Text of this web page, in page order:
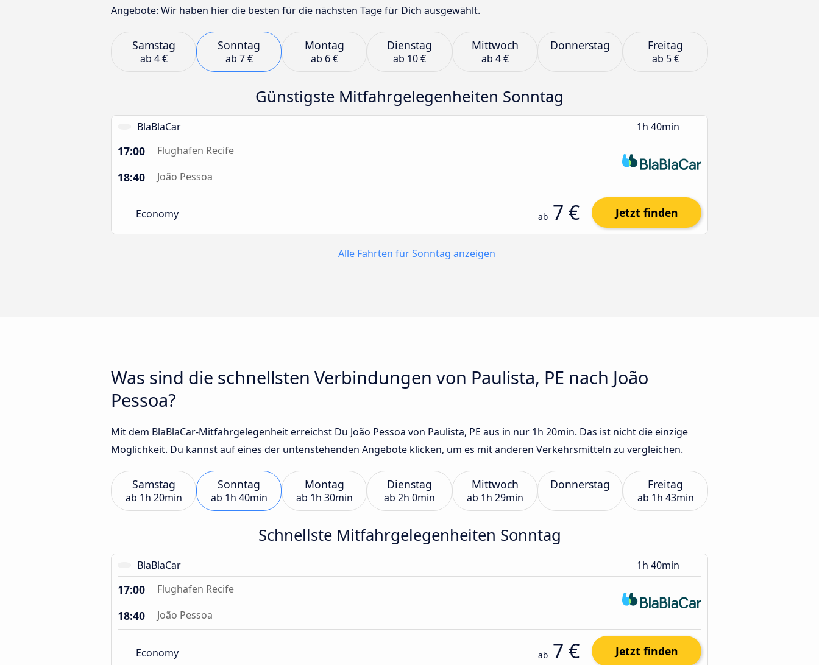
Angebote: Wir haben hier die besten für die nächsten Tage für Dich ausgewählt.
Samstag
ab 4 €
Sonntag
ab 7 €
Montag
ab 6 €
Dienstag
ab 10 €
Mittwoch
ab 4 €
Donnerstag Freitag
ab 5 €
Günstigste Mitfahrgelegenheiten Sonntag
BlaBlaCar 1h 40min
17:00 Flughafen Recife
18:40 João Pessoa
Economy ab 7 € Jetzt finden
Alle Fahrten für Sonntag anzeigen
Was sind die schnellsten Verbindungen von Paulista, PE nach João
Pessoa?
Mit dem BlaBlaCar-Mitfahrgelegenheit erreichst Du João Pessoa von Paulista, PE aus in nur 1h 20min. Das ist nicht die einzige
Möglichkeit. Du kannst auf eines der untenstehenden Angebote klicken, um es mit anderen Verkehrsmitteln zu vergleichen.
Samstag
ab 1h 20min
Sonntag
ab 1h 40min
Montag
ab 1h 30min
Dienstag
ab 2h 0min
Mittwoch
ab 1h 29min
Donnerstag Freitag
ab 1h 43min
Schnellste Mitfahrgelegenheiten Sonntag
BlaBlaCar 1h 40min
17:00 Flughafen Recife
18:40 João Pessoa
Economy ab 7 € Jetzt finden